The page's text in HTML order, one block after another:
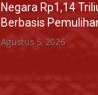
Negara Rp1,14
Berbasis
Agustus 5, 2026